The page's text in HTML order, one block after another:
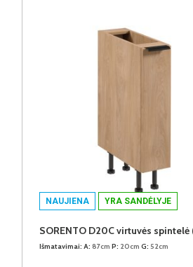
NAUJIENA YRA SANDĖLYJE
Išmatavimai: A: 87cm P: 20cm G: 52cm